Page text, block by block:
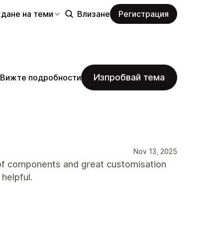
на теми Влизане Регистрация
Вижте подробности Изпробвай тема
Nov 13, 2025
components and great customisation